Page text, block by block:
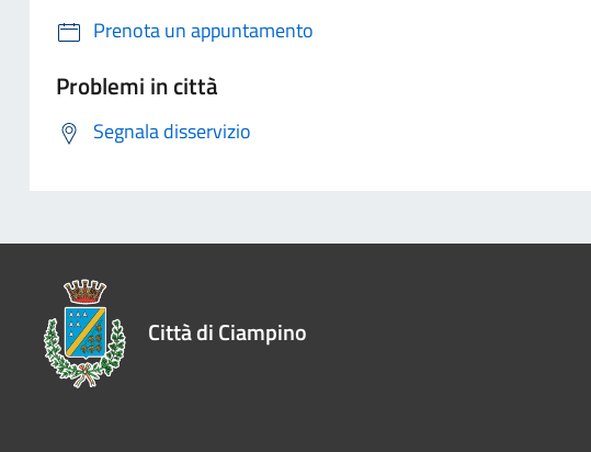
Prenota un appuntamento
Problemi in città
Segnala disservizio
Città di Ciampino